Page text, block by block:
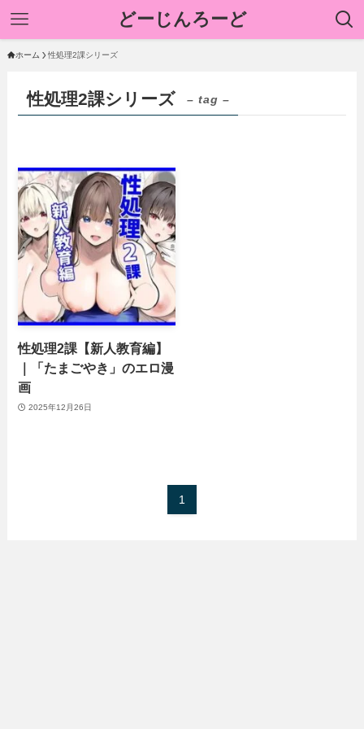
どーじんろーど
ホーム 性処理2課シリーズ
性処理2課シリーズ – tag –
性処理2課【新人教育編】
｜「たまごやき」のエロ漫
画
2025年12月26日
1